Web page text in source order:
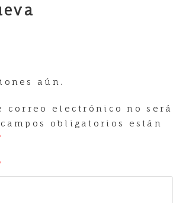
aún.
correo electrónico no será
campos obligatorios están